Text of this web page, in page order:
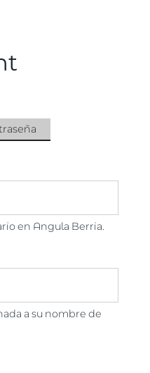
aquí
en Angula Berria.
a su nombre de